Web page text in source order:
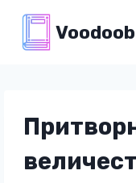
содержимому